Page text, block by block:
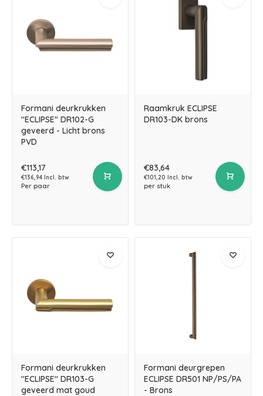
Formani deurkrukken
"ECLIPSE" DR102-G
geveerd - Licht brons
PVD
€113,17
€136,94 Incl. btw
Per paar
Raamkruk ECLIPSE
DR103-DK brons
€83,64
€101,20 Incl. btw
per stuk
Formani deurkrukken
"ECLIPSE" DR103-G
geveerd mat goud
Formani deurgrepen
ECLIPSE DR501 NP/PS/PA
- Brons